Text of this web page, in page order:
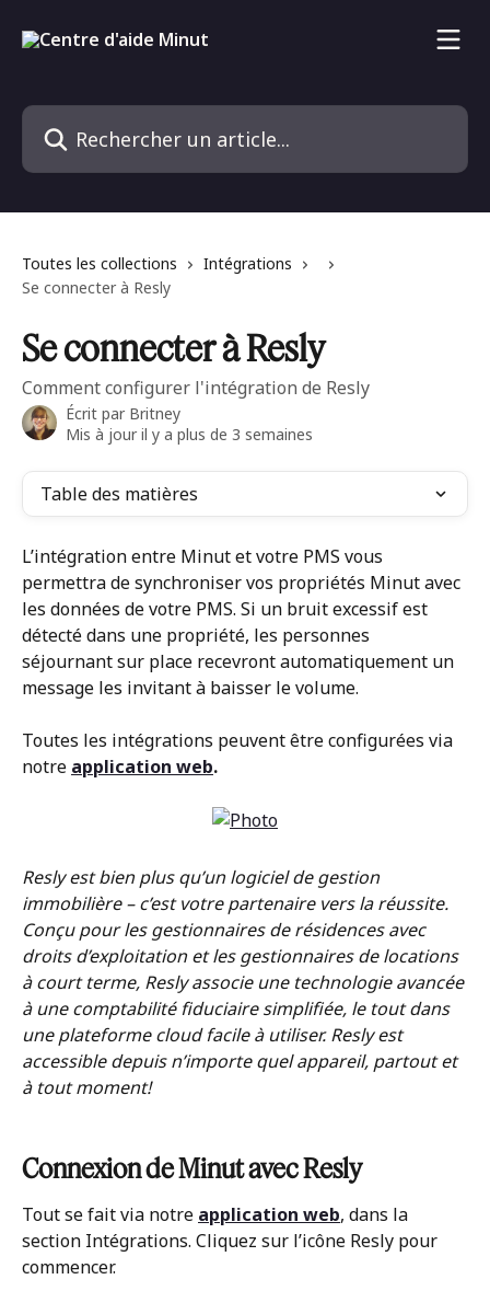
Rechercher un article...
Toutes les collections
Intégrations
Se connecter à Resly
Se connecter à Resly
Comment configurer l'intégration de Resly
Écrit par Britney
Mis à jour il y a plus de 3 semaines
Table des matières
L’intégration entre Minut et votre PMS vous
permettra de synchroniser vos propriétés Minut avec
les données de votre PMS. Si un bruit excessif est
détecté dans une propriété, les personnes
séjournant sur place recevront automatiquement un
message les invitant à baisser le volume.
Toutes les intégrations peuvent être configurées via
notre application web.
Resly est bien plus qu’un logiciel de gestion
immobilière – c’est votre partenaire vers la réussite.
Conçu pour les gestionnaires de résidences avec
droits d’exploitation et les gestionnaires de locations
à court terme, Resly associe une technologie avancée
à une comptabilité fiduciaire simplifiée, le tout dans
une plateforme cloud facile à utiliser. Resly est
accessible depuis n’importe quel appareil, partout et
à tout moment!
Connexion de Minut avec Resly
Tout se fait via notre application web, dans la
section Intégrations. Cliquez sur l’icône Resly pour
commencer.